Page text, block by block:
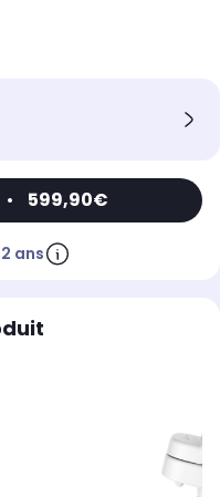
• 599,90€
2 ans